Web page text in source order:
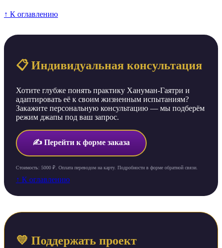
↑ К оглавлению
📋 Индивидуальная консультация
Хотите глубже понять практику Хануман-Гаятри и
адаптировать её к своим жизненным испытаниям?
Закажите персональную консультацию — мы подберём
режим джапы под ваш запрос.
✍️ Перейти к форме заказа
Стоимость: 5000 ₽. Оплата переводом на карту. Подробности в форме обратной связи.
↑ К оглавлению
💛 Поддержать проект